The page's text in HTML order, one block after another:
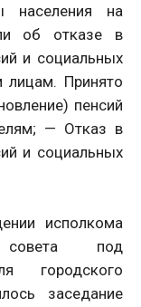
населения на
об отказе в
и социальных
лицам. Принято
пенсий
— Отказ в
и социальных
исполкома
совета под
городского
заседание